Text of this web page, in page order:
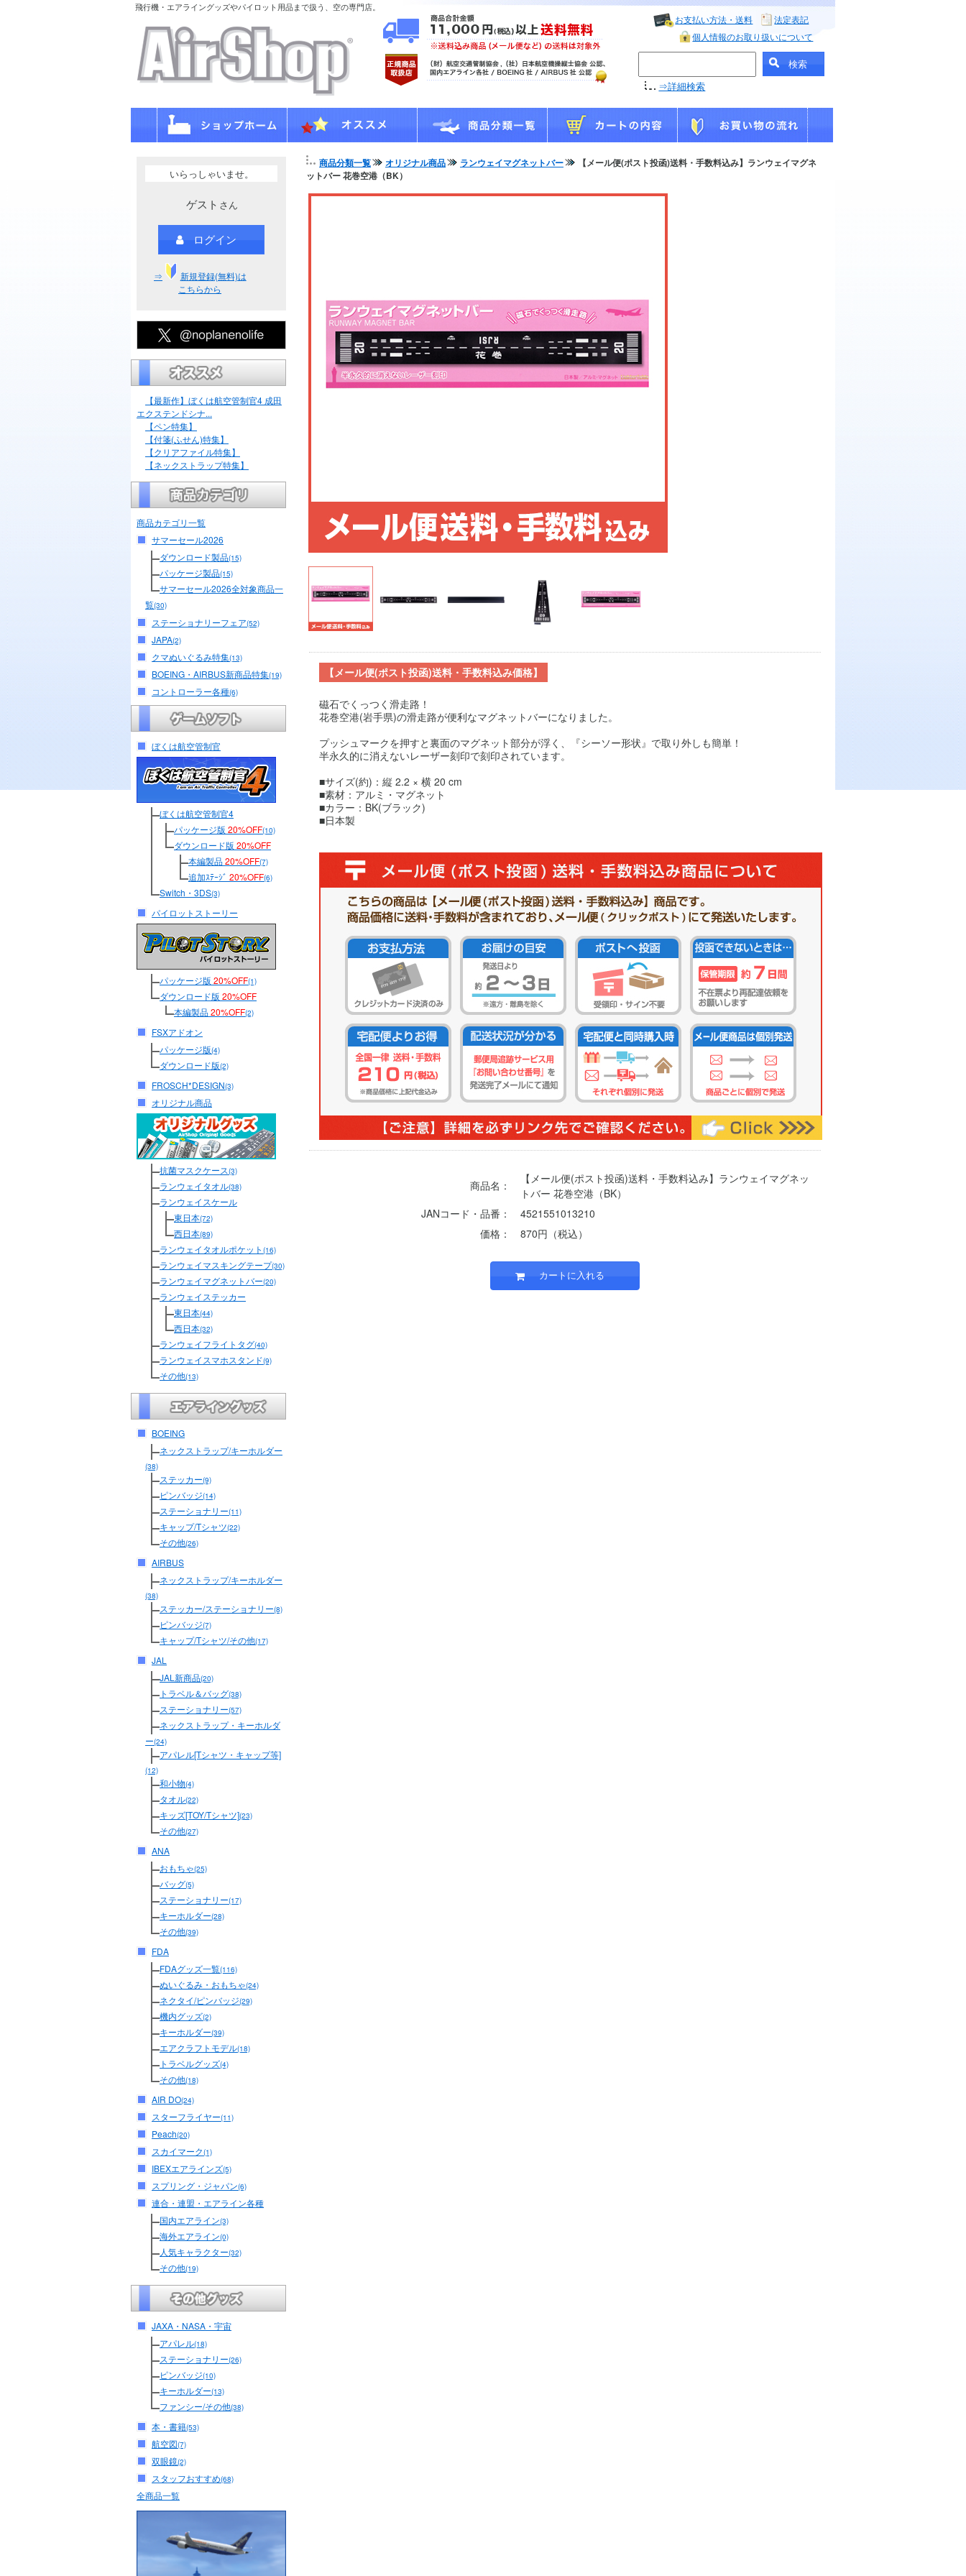
飛行機・エアライングッズやパイロット用品まで扱う、空の専門店。
お支払い方法・送料
法定表記
個人情報のお取り扱いについて
⇒詳細検索
いらっしゃいませ。
ゲスト さん
ログイン
⇒
新規登録(無料)は
こちらから
【最新作】ぼくは航空管制官4 成田
エクステンドシナ...
【ペン特集】
【付箋(ふせん)特集】
【クリアファイル特集】
【ネックストラップ特集】
商品カテゴリ一覧
サマーセール2026
ダウンロード製品(15)
パッケージ製品(15)
サマーセール2026全対象商品一
覧(30)
ステーショナリーフェア(52)
JAPA(2)
クマぬいぐるみ特集(13)
BOEING・AIRBUS新商品特集(19)
コントローラー各種(6)
ぼくは航空管制官
ぼくは航空管制官4
パッケージ版 20%OFF(10)
ダウンロード版 20%OFF
本編製品20%OFF(7)
追加ｽﾃｰｼﾞ 20%OFF(6)
Switch・3DS(3)
パイロットストーリー
パッケージ版 20%OFF(1)
ダウンロード版 20%OFF
本編製品20%OFF(2)
FSXアドオン
パッケージ版(4)
ダウンロード版(2)
FROSCH*DESIGN(3)
オリジナル商品
抗菌マスクケース(3)
ランウェイタオル(38)
ランウェイスケール
東日本(72)
西日本(89)
ランウェイタオルポケット (16)
ランウェイマスキングテープ(30)
ランウェイマグネットバー(20)
ランウェイステッカー
東日本(44)
西日本(32)
ランウェイフライトタグ(40)
ランウェイスマホスタンド(9)
その他(13)
BOEING
ネックストラップ/キーホルダー
(38)
ステッカー(9)
ピンバッジ(14)
ステーショナリー(11)
キャップ/Tシャツ(22)
その他(26)
AIRBUS
ネックストラップ/キーホルダー
(38)
ステッカー/ステーショナリー(8)
ピンバッジ(7)
キャップ/Tシャツ/その他(17)
JAL
JAL新商品(20)
トラベル＆バッグ(38)
ステーショナリー(57)
ネックストラップ・キーホルダ
ー(24)
アパレル[Tシャツ・キャップ等]
(12)
和小物(4)
タオル(22)
キッズ[TOY/Tシャツ](23)
その他(27)
ANA
おもちゃ(25)
バッグ(5)
ステーショナリー(17)
キーホルダー(28)
その他(39)
FDA
FDAグッズ一覧(116)
ぬいぐるみ・おもちゃ(24)
ネクタイ/ピンバッジ(29)
機内グッズ(2)
キーホルダー(39)
エアクラフトモデル(18)
トラベルグッズ(4)
その他(18)
AIR DO(24)
スターフライヤー(11)
Peach(20)
スカイマーク(1)
IBEXエアラインズ(5)
スプリング・ジャパン(6)
連合・連盟・エアライン各種
国内エアライン(3)
海外エアライン(0)
人気キャラクター(32)
その他(19)
JAXA・NASA・宇宙
アパレル(18)
ステーショナリー(26)
ピンバッジ(10)
キーホルダー(13)
ファンシー/その他(38)
本・書籍(53)
航空図(7)
双眼鏡(2)
スタッフおすすめ(68)
全商品一覧
商品分類一覧 オリジナル商品 ランウェイマグネットバー
【メール便(ポスト投函)送料・手数料込み】ランウェイマグネ
ットバー 花巻空港（BK）
【メール便(ポスト投函)送料・手数料込み価格】
磁石でくっつく滑走路！
花巻空港(岩手県)の滑走路が便利なマグネットバーになりました。
プッシュマークを押すと裏面のマグネット部分が浮く、『シーソー形状』で取り外しも簡単！
半永久的に消えないレーザー刻印で刻印されています。
■サイズ(約)：縦 2.2 × 横 20 cm
■素材：アルミ・マグネット
■カラー：BK(ブラック)
■日本製
商品名：
【メール便(ポスト投函)送料・手数料込み】ランウェイマグネッ
トバー 花巻空港（BK）
JANコード・品番：
4521551013210
価格：
870円（税込）